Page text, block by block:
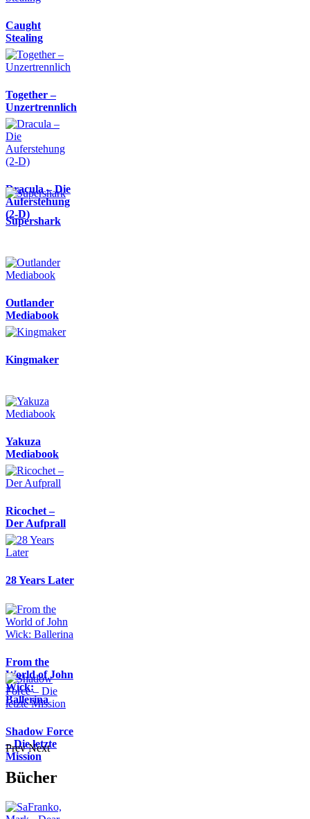
Caught
Stealing
Together –
Unzertrennlich
Dracula – Die
Auferstehung
(2-D)
Supershark
Outlander
Mediabook
Kingmaker
Yakuza
Mediabook
Ricochet –
Der Aufprall
28 Years Later
From the
World of John
Wick:
Ballerina
Shadow Force
– Die letzte
Mission
Prev Next
Bücher